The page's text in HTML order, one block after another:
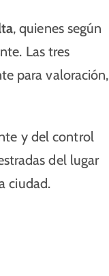
, quienes según
Las tres
para valoración,
y del control
del lugar
ciudad.